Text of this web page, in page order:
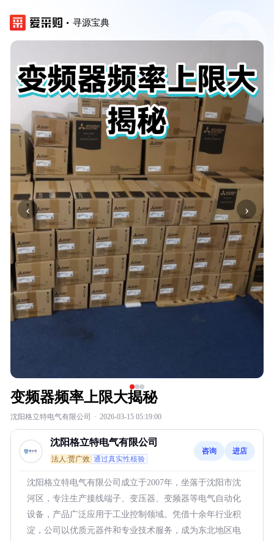
寻源宝典
‹ ›
变频器频率上限大揭秘
沈阳格立特电气有限公司 · 2026-03-15 05:19:00
沈阳格立特电气有限公司
法人:贾广效 通过真实性核验
咨询 进店
沈阳格立特电气有限公司成立于2007年，坐落于沈阳市沈
河区，专注生产接线端子、变压器、变频器等电气自动化
设备，产品广泛应用于工业控制领域。凭借十余年行业积
淀，公司以优质元器件和专业技术服务，成为东北地区电